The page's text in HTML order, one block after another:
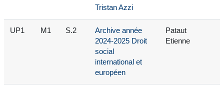
Tristan Azzi
UP1 M1 S.2
Archive année
2024-2025 Droit
social
international et
européen
Pataut
Etienne